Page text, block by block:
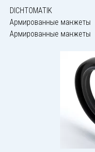
DICHTOMATIK
Армированные манжеты
Армированные манжеты